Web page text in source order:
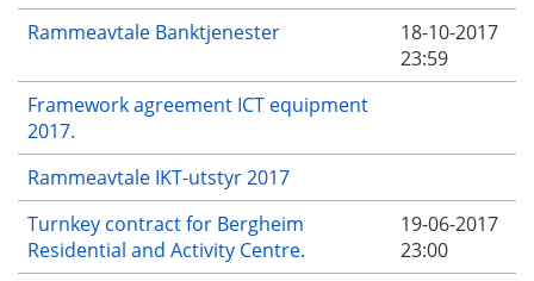
Rammeavtale Banktjenester
18-10-2017
23:59
Framework agreement ICT equipment
2017.
Rammeavtale IKT-utstyr 2017
Turnkey contract for Bergheim
Residential and Activity Centre.
19-06-2017
23:00